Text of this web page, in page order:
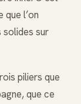
que l’on
solides sur
piliers que
que ce